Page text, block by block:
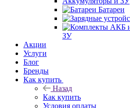
Батареи
ЗУ
Акции
Услуги
Блог
Бренды
Как купить
Назад
Как купить
Условия оплаты